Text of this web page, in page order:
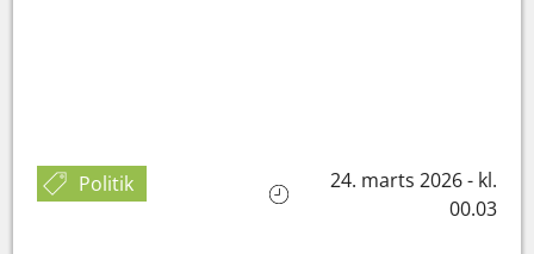
Politik
24. marts 2026 - kl.
00.03